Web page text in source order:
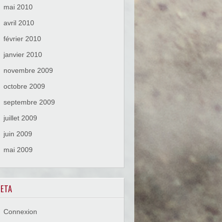
mai 2010
avril 2010
février 2010
janvier 2010
novembre 2009
octobre 2009
septembre 2009
juillet 2009
juin 2009
mai 2009
Connexion